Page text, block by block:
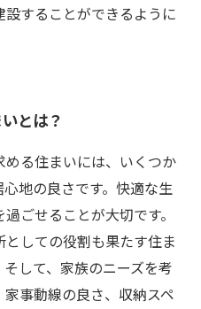
することができるように
とは？
る住まいには、いくつか
地の良さです。快適な生
ごせることが大切です。
しての役割も果たす住ま
して、家族のニーズを考
事動線の良さ、収納スペ